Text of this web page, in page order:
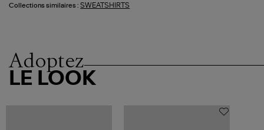
Collections similaires : SWEATSHIRTS
Adoptez
LE LOOK